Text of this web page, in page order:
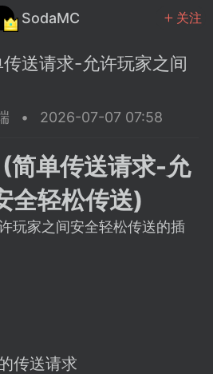
SodaMC 关注
SodaMC
助者
则
进与建议 🧃
送请求-允许玩家之间
• 2026-07-07 07:58
简单传送请求-允
全轻松传送)
玩家之间安全轻松传送的插
传送请求